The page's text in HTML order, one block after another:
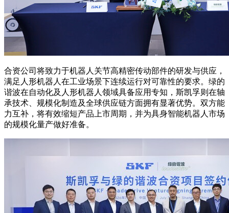
合资公司将致力于机器人关节高精密传动部件的研发与供应，
满足人形机器人在工业场景下连续运行对可靠性的要求。绿的
谐波在自动化及人形机器人领域具备应用专知，斯凯孚则在轴
承技术、规模化制造及全球供应链方面拥有显著优势。双方能
力互补，将有效缩短产品上市周期，并为具身智能机器人市场
的规模化量产做好准备。